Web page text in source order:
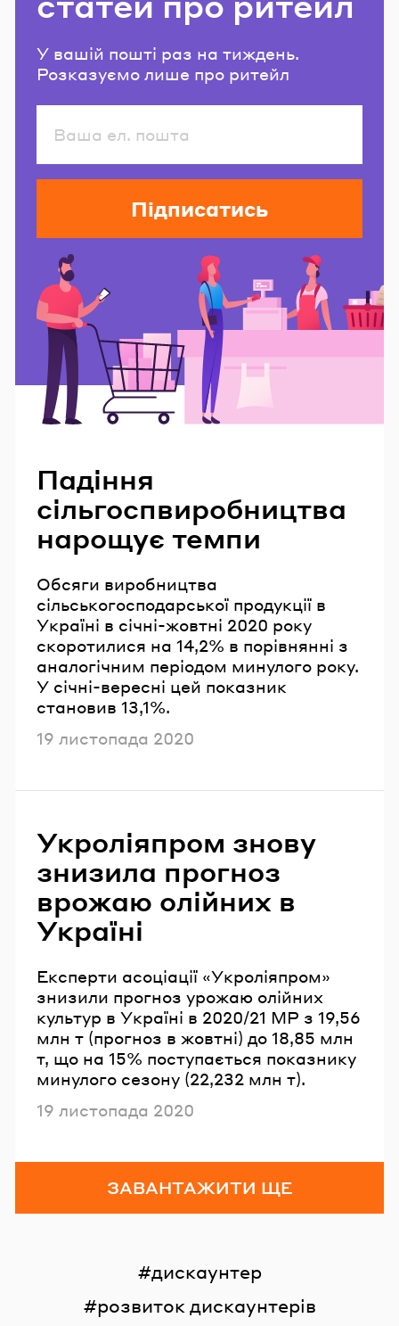
У вашій пошті раз на тиждень.
Розказуємо лише про ритейл
Підписатись
Падіння
сільгоспвиробництва
нарощує темпи
Обсяги виробництва
сільськогосподарської продукції в
Україні в січні-жовтні 2020 року
скоротилися на 14,2% в порівнянні з
аналогічним періодом минулого року.
У січні-вересні цей показник
становив 13,1%.
Опубліковано
19 листопада 2020
Укроліяпром знову
знизила прогноз
врожаю олійних в
Україні
Експерти асоціації «Укроліяпром»
знизили прогноз урожаю олійних
культур в Україні в 2020/21 МР з 19,56
млн т (прогноз в жовтні) до 18,85 млн
т, що на 15% поступається показнику
минулого сезону (22,232 млн т).
Опубліковано
19 листопада 2020
ЗАВАНТАЖИТИ ЩЕ
дискаунтер
розвиток дискаунтерів